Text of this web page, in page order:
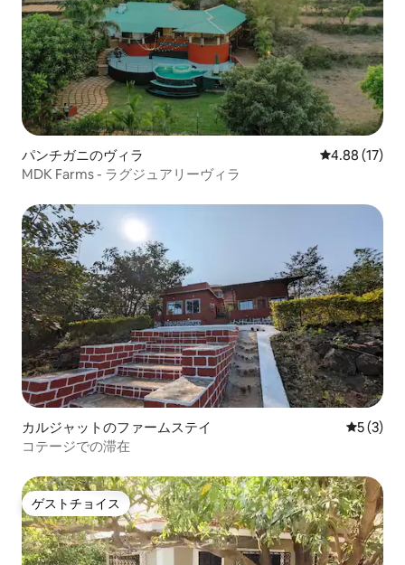
パンチガニのヴィラ レビュー17
4.88 (17)
MDK Farms - ラグジュアリーヴィラ
カルジャットのファームステイ レビュー
5 (3)
コテージでの滞在
ゲストチョイス
ゲストチョイス